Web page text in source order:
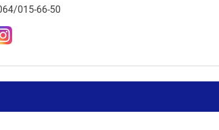
015-66-50